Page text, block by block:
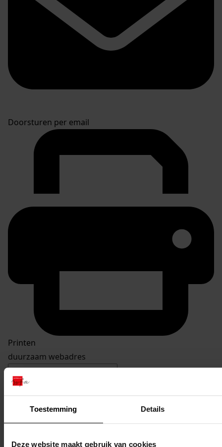
Toestemming Details
Deze website maakt gebruik van cookies
Doorsturen per email
Printen
duurzaam webadres
Inventaris